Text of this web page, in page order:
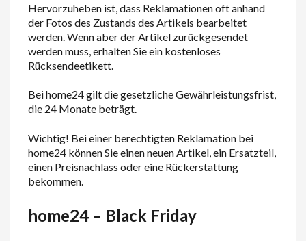
Hervorzuheben ist, dass Reklamationen oft anhand
der Fotos des Zustands des Artikels bearbeitet
werden. Wenn aber der Artikel zurückgesendet
werden muss, erhalten Sie ein kostenloses
Rücksendeetikett.
Bei home24 gilt die gesetzliche Gewährleistungsfrist,
die 24 Monate beträgt.
Wichtig! Bei einer berechtigten Reklamation bei
home24 können Sie einen neuen Artikel, ein Ersatzteil,
einen Preisnachlass oder eine Rückerstattung
bekommen.
home24 – Black Friday